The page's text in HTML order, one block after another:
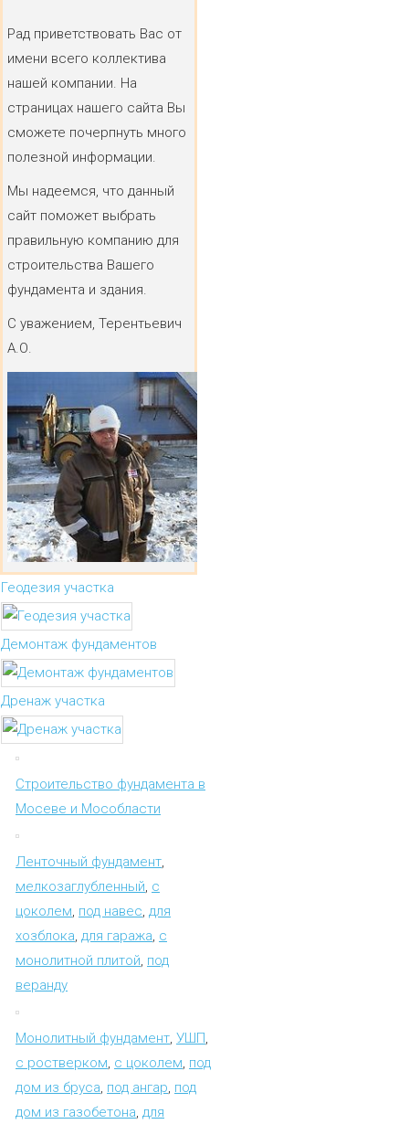
Рад приветствовать Вас от
имени всего коллектива
нашей компании. На
страницах нашего сайта Вы
сможете почерпнуть много
полезной информации.
Мы надеемся, что данный
сайт поможет выбрать
правильную компанию для
строительства Вашего
фундамента и здания.
С уважением, Терентьевич
А.О.
Геодезия участка
Демонтаж фундаментов
Дренаж участка
Строительство фундамента в
Мосеве и Мособласти
Ленточный фундамент
мелкозаглубленный с
цоколем под навес для
хозблока для гаража с
монолитной плитой под
веранду
Монолитный фундамент УШП
с ростверком с цоколем под
дом из бруса под ангар под
дом из газобетона для